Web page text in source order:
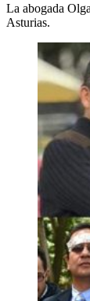
La abogada
Asturias.